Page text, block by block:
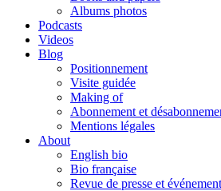
Albums photos
Podcasts
Videos
Blog
Positionnement
Visite guidée
Making of
Abonnement et
Mentions légales
About
English bio
Bio française
Revue de presse et